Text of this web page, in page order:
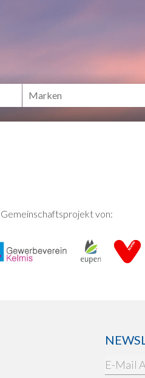
Shoppen
Gemeinschaftsprojekt von: